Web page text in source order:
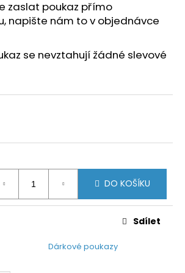
zaslat poukaz přímo
napište nám to v objednávce
se nevztahují žádné slevové
DO KOŠÍKU
Dárkové poukazy
Sdílet